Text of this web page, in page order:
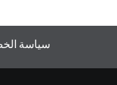
سياسة